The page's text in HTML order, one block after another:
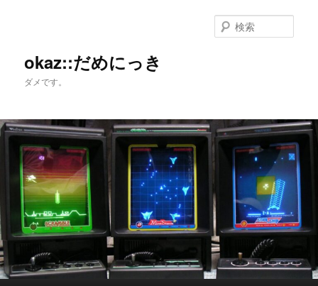
へ
移
移
動
okaz::だめにっき
ダメです。
索